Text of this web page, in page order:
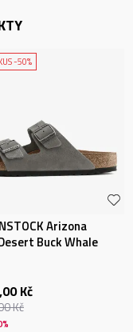
-50%
Arizona
Buck Whale
Kč
Kč
%